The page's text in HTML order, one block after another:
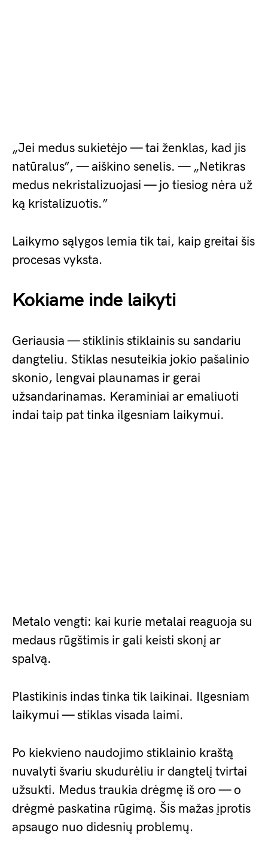
„Jei medus sukietėjo — tai ženklas, kad jis
natūralus”, — aiškino senelis. — „Netikras
medus nekristalizuojasi — jo tiesiog nėra už
ką kristalizuotis.”
Laikymo sąlygos lemia tik tai, kaip greitai šis
procesas vyksta.
Kokiame inde laikyti
Geriausia — stiklinis stiklainis su sandariu
dangteliu. Stiklas nesuteikia jokio pašalinio
skonio, lengvai plaunamas ir gerai
užsandarinamas. Keraminiai ar emaliuoti
indai taip pat tinka ilgesniam laikymui.
Metalo vengti: kai kurie metalai reaguoja su
medaus rūgštimis ir gali keisti skonį ar
spalvą.
Plastikinis indas tinka tik laikinai. Ilgesniam
laikymui — stiklas visada laimi.
Po kiekvieno naudojimo stiklainio kraštą
nuvalyti švariu skudurėliu ir dangtelį tvirtai
užsukti. Medus traukia drėgmę iš oro — o
drėgmė paskatina rūgimą. Šis mažas įprotis
apsaugo nuo didesnių problemų.